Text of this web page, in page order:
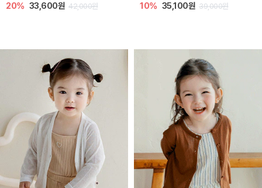
30% 18,200원 26,000원 30% 23,800원 34,000원